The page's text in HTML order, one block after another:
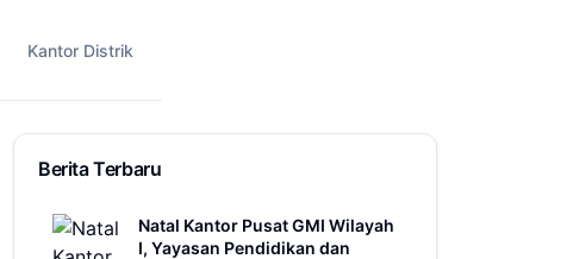
Kantor Distrik
Berita Terbaru
Natal Kantor Pusat GMI Wilayah
I, Yayasan Pendidikan dan